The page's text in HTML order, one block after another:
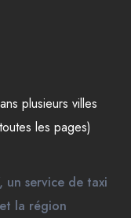
plusieurs villes
les pages)
un service de taxi
la région